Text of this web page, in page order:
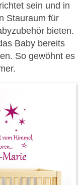
sein und in
Stauraum für
bieten.
Baby bereits
So gewöhnt es